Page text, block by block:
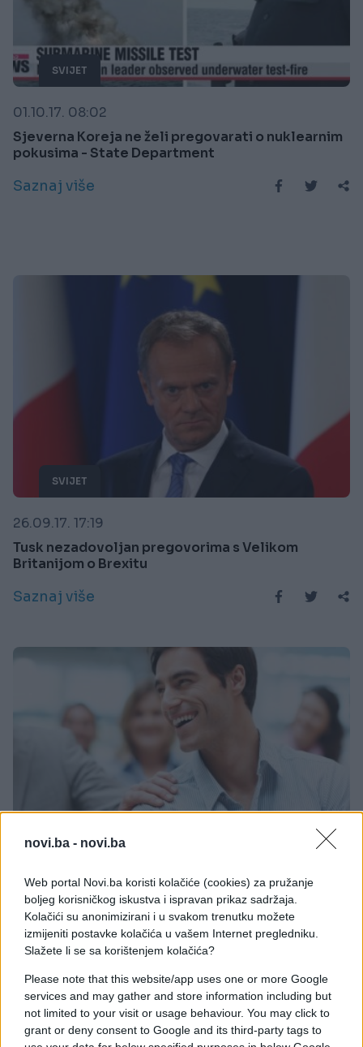
novi.ba - novi.ba
Web portal Novi.ba koristi kolačiće (cookies) za pružanje
boljeg korisničkog iskustva i ispravan prikaz sadržaja.
Kolačići su anonimizirani i u svakom trenutku možete
izmijeniti postavke kolačića u vašem Internet pregledniku.
Slažete li se sa korištenjem kolačića?
Please note that this website/app uses one or more Google
services and may gather and store information including but
not limited to your visit or usage behaviour. You may click to
grant or deny consent to Google and its third-party tags to
SVIJET
01.10.17. 08:02
Sjeverna Koreja ne želi pregovarati o nuklearnim
pokusima - State Department
Saznaj više
SVIJET
26.09.17. 17:19
Tusk nezadovoljan pregovorima s Velikom
Britanijom o Brexitu
Saznaj više
11.09.17. 17:14
Magična rečenica uz koju ćete dobiti sve što
želite!